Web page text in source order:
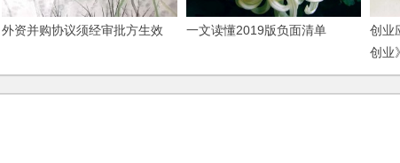
外资并购协议须经审批方生效 一文读懂2019版负面清单
创业
创业